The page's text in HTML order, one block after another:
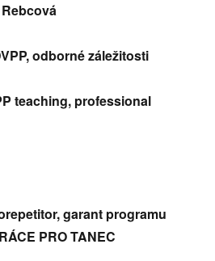
odborné záležitosti
teaching, professional
garant programu
PRO TANEC